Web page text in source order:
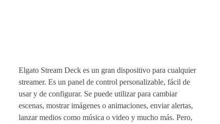
Elgato Stream Deck es un gran dispositivo para cualquier
streamer. Es un panel de control personalizable, fácil de
usar y de configurar. Se puede utilizar para cambiar
escenas, mostrar imágenes o animaciones, enviar alertas,
lanzar medios como música o video y mucho más. Pero,